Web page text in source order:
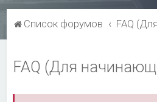
Список форумов FAQ
FAQ (Для